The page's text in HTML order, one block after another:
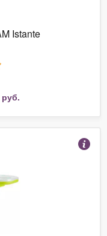
Istante
руб.